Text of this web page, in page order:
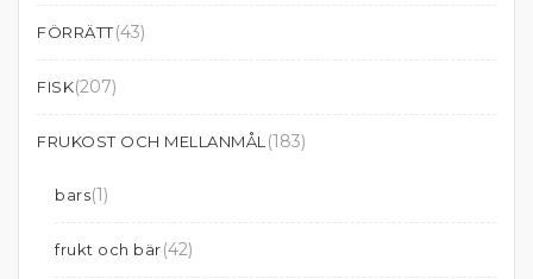
FÖRRÄTT(43)
FISK(207)
FRUKOST OCH MELLANMÅL (183)
bars(1)
frukt och bär(42)